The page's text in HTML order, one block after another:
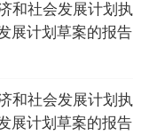
和社会发展计划执
展计划草案的报告
和社会发展计划执
展计划草案的报告